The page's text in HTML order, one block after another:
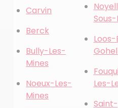
Carvin
Berck
Bully-Les-
Mines
Noeux-Les-
Mines
Sous-
Loos-
Les-
Saint-